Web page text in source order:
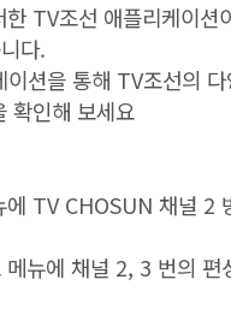
TV조선 애플리케이션
다.
이션을 통해 TV조선의
확인해 보세요
에 TV CHOSUN 채널 2
메뉴에 채널 2, 3 번의 편